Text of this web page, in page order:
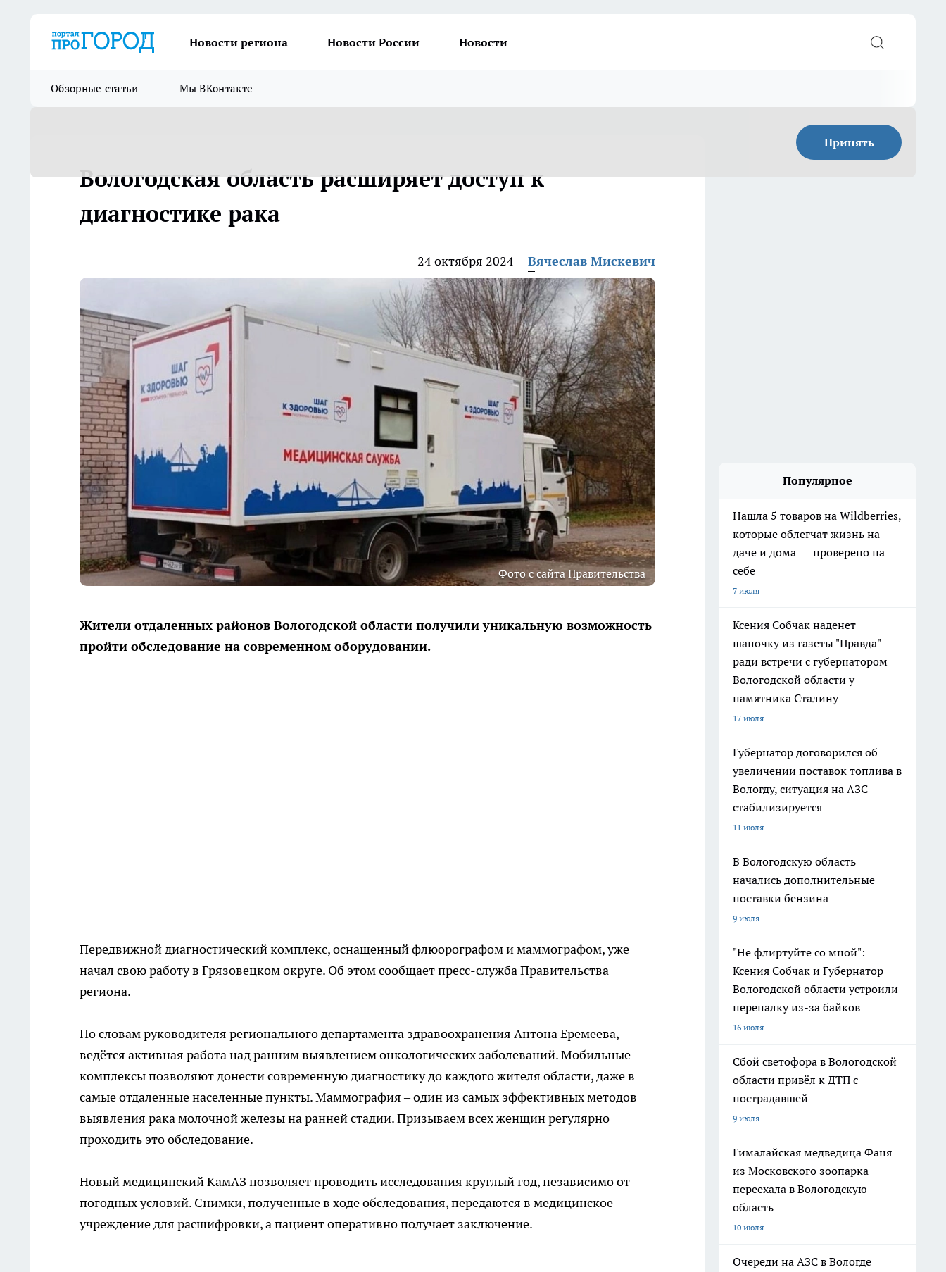
Новости региона Новости России Новости
Обзорные статьи Мы ВКонтакте
Принять
Вологодская область расширяет доступ к
диагностике рака
24 октября 2024 Вячеслав Мискевич
Фото с сайта Правительства
Жители отдаленных районов Вологодской области получили уникальную возможность
пройти обследование на современном оборудовании.
Передвижной диагностический комплекс, оснащенный флюорографом и маммографом, уже
начал свою работу в Грязовецком округе. Об этом сообщает пресс-служба Правительства
региона.
По словам руководителя регионального департамента здравоохранения Антона Еремеева,
ведётся активная работа над ранним выявлением онкологических заболеваний. Мобильные
комплексы позволяют донести современную диагностику до каждого жителя области, даже в
самые отдаленные населенные пункты. Маммография – один из самых эффективных методов
выявления рака молочной железы на ранней стадии. Призываем всех женщин регулярно
проходить это обследование.
Новый медицинский КамАЗ позволяет проводить исследования круглый год, независимо от
погодных условий. Снимки, полученные в ходе обследования, передаются в медицинское
учреждение для расшифровки, а пациент оперативно получает заключение.
Популярное
Нашла 5 товаров на Wildberries,
которые облегчат жизнь на
даче и дома — проверено на
себе
7 июля
Ксения Собчак наденет
шапочку из газеты "Правда"
ради встречи с губернатором
Вологодской области у
памятника Сталину
17 июля
Губернатор договорился об
увеличении поставок топлива в
Вологду, ситуация на АЗС
стабилизируется
11 июля
В Вологодскую область
начались дополнительные
поставки бензина
9 июля
"Не флиртуйте со мной":
Ксения Собчак и Губернатор
Вологодской области устроили
перепалку из-за байков
16 июля
Сбой светофора в Вологодской
области привёл к ДТП с
пострадавшей
9 июля
Гималайская медведица Фаня
из Московского зоопарка
переехала в Вологодскую
область
10 июля
Очереди на АЗС в Вологде